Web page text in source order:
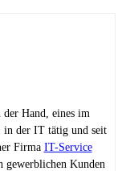
Hand, eines im
in der IT tätig und seit
Firma IT-Service
Kunden